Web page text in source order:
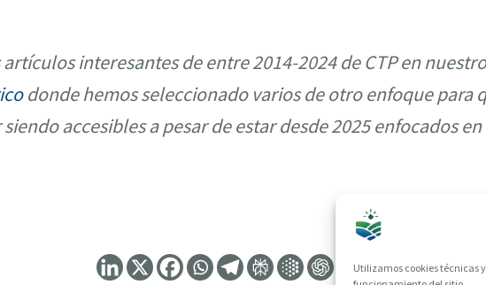
Utilizamos cookies técnicas
interesantes de entre 2014-2024 de CTP en nuestro
donde hemos seleccionado varios de otro enfoque para
accesibles a pesar de estar desde 2025 enfocados